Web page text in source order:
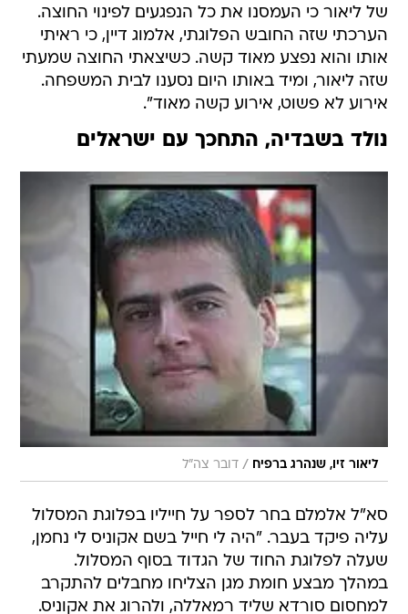
של ליאור כי העמסנו את כל הנפגעים לפינוי החוצה.
הערכתי שזה החובש הפלוגתי, אלמוג דיין, כי ראיתי
אותו והוא נפצע מאוד קשה. כשיצאתי החוצה שמעתי
שזה ליאור, ומיד באותו היום נסענו לבית המשפחה.
אירוע לא פשוט, אירוע קשה מאוד".
נולד בשבדיה, התחכך עם ישראלים
ליאור זיו, שנהרג ברפיח / דובר צה"ל
סא"ל אלמלם בחר לספר על חייליו בפלוגת המסלול
עליה פיקד בעבר. "היה לי חייל בשם אקוניס לי נחמן,
שעלה לפלוגת החוד של הגדוד בסוף המסלול.
במהלך מבצע חומת מגן הצליחו מחבלים להתקרב
למחסום סורדא שליד רמאללה, ולהרוג את אקוניס.